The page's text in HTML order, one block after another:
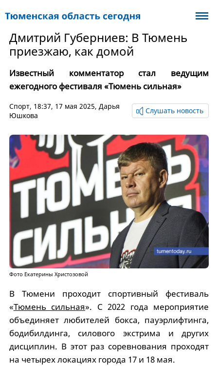
Дмитрий Губерниев: В Тюмень
приезжаю, как домой
Известный комментатор стал ведущим
ежегодного фестиваля «Тюмень сильная»
Спорт, 18:37, 17 мая 2025, Дарья
Юшкова
Слушать новость
Фото Екатерины Христозовой
В Тюмени проходит спортивный фестиваль
«Тюмень сильная». С 2022 года мероприятие
объединяет любителей бокса, пауэрлифтинга,
бодибилдинга, силового экстрима и других
дисциплин. В этот раз соревнования проходят
на четырех локациях города 17 и 18 мая.